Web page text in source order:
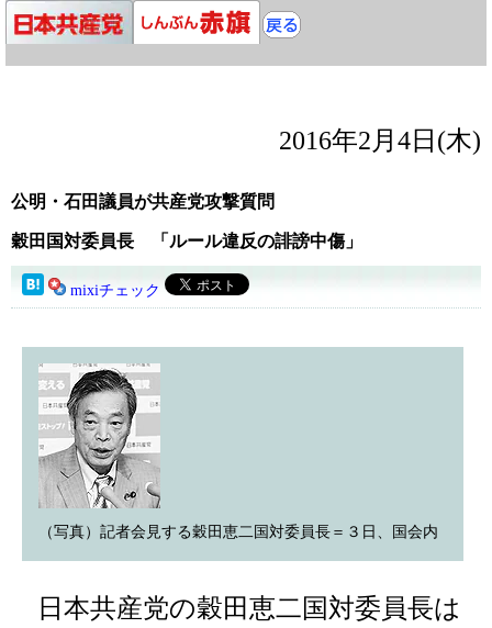
2016年2月4日(木)
公明・石田議員が共産党攻撃質問
穀田国対委員長 「ルール違反の誹謗中傷」
mixiチェック
（写真）記者会見する穀田恵二国対委員長＝３日、国会内
日本共産党の穀田恵二国対委員長は